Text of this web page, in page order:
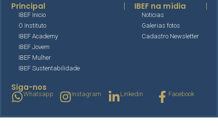
Principal
IBEF Inicio
O Instituto
IBEF Academy
IBEF Jovem
IBEF Mulher
IBEF Sustentabilidade
IBEF na mídia
Noticias
Galerias fotos
Cadastro Newsletter
Siga-nos
Whatsapp Instagram Linkedin Facebook